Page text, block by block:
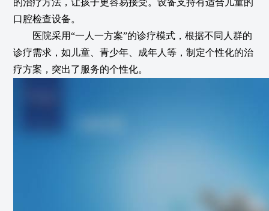
的治疗方法，让孩子更容易接受。设备支持有适合儿童的
口腔检查设备。
医院采用“一人一方案”的诊疗模式，根据不同人群的
诊疗需求，如儿童、青少年、成年人等，制定个性化的治
疗方案，突出了服务的个性化。